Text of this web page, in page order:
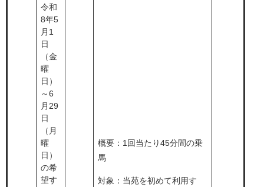
​令和
8年5
月1
日
（金
曜
日）
～6
月29
日
（月
曜
日）
の希
望す
概要：1回当たり45分間の乗
馬
対象：当苑を初めて利用す